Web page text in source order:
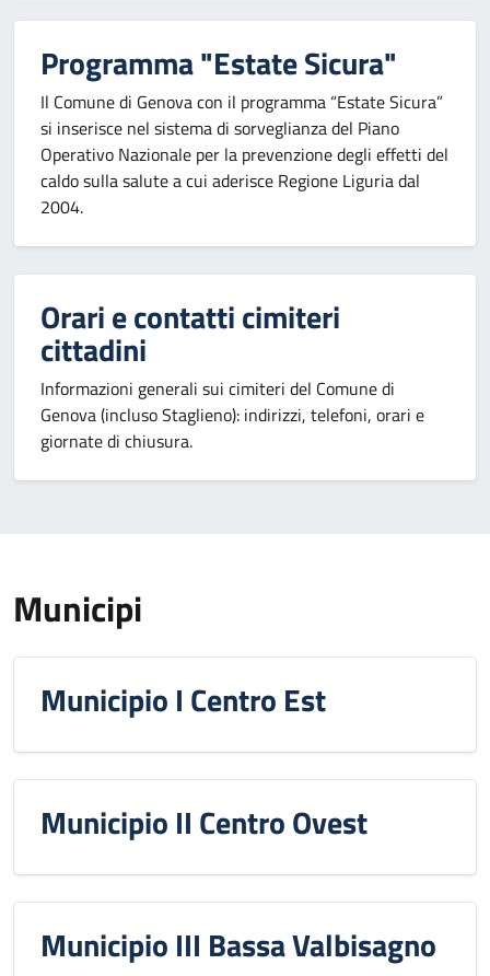
Programma "Estate Sicura"
Il Comune di Genova con il programma “Estate Sicura”
si inserisce nel sistema di sorveglianza del Piano
Operativo Nazionale per la prevenzione degli effetti del
caldo sulla salute a cui aderisce Regione Liguria dal
2004.
Orari e contatti cimiteri
cittadini
Informazioni generali sui cimiteri del Comune di
Genova (incluso Staglieno): indirizzi, telefoni, orari e
giornate di chiusura.
Municipi
Municipio I Centro Est
Municipio II Centro Ovest
Municipio III Bassa Valbisagno